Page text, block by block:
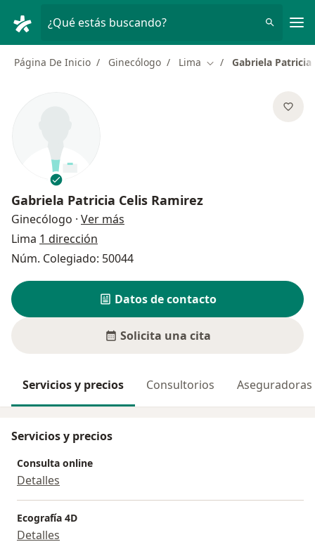
¿Qué estás buscando?
Página De Inicio Ginecólogo Lima Cambiar de ciudad
Gabriela Patricia
Gabriela Patricia Celis Ramirez
Ginecólogo · Ver más
Lima 1 dirección
Núm. Colegiado: 50044
Datos de contacto
Solicita una cita
Servicios y precios Consultorios Aseguradoras
Servicios y precios
Consulta online
Detalles
Ecografía 4D
Detalles